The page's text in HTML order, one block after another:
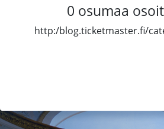
0 osumaa
http:/blog.ticketmaster.fi/